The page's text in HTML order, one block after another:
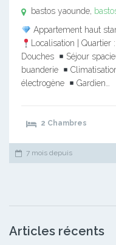
bastos yaounde,
Appartement haut
Localisation | Quartier
Douches
Séjour
buanderie
électrogène
Gardien…
2 Chambres
7 mois depuis
Articles récents